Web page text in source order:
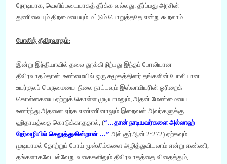
நேரடியாக வெளிப்படையாகத் தீர்க்க வல்லது. தீர்ப்பது அரசின்
துணிவையும் திறமையையும் மட்டும் பொறுத்ததே என்று கூறலாம்.
போலித் தீவிரவாதம்:
இன்று இந்தியாவில் தலை தூக்கி நிற்பது இந்தப் போலியான
தீவிரவாதம்தான். உண்மையில் ஒரு சமூகத்தினர் தங்களின் போலியான
உயர்குலப் பெருமையை நிலை நாட்டவும் இஸ்லாமியரின் ஓரிறைக்
கொள்கையை ஏற்றுக் கொள்ள முடியாமலும் அதன் மேண்மையை
உணர்ந்து அதனை ஏற்க எண்ணினாலும் இறைவன் அவர்களுக்கு
ஹிதாயத்தை கொடுக்காததால் , (“…தான் நாடியவர்களை அல்லாஹ்
நேர்வழியில் செலுத்துகின்றான் …” அல் குர்ஆன் 2:272) ஏற்கவும்
முடியாமல் தோற்றுப் போய் முஸ்லிம்களை அழித்துவிடலாம் என்று எண்ணி
தங்களாகவே பல்வேறு வகைகளிலும் தீவிரவாதத்தை விதைத்தும்